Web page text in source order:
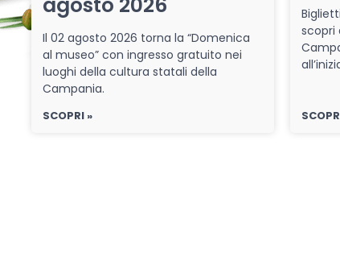
Il 02 agosto 2026 torna la “Domenica
al museo” con ingresso gratuito nei
luoghi della cultura statali della
Campania.
SCOPRI »
scopri